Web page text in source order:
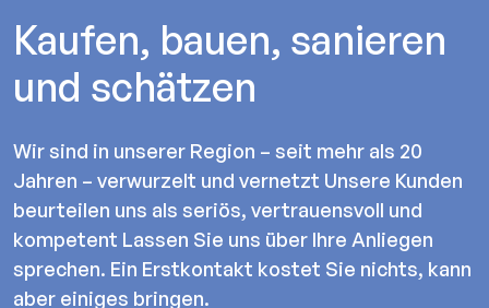
Kaufen, bauen, sanieren
und schätzen
Wir sind in unserer Region – seit mehr als 20
Jahren – verwurzelt und vernetzt Unsere Kunden
beurteilen uns als seriös, vertrauensvoll und
kompetent Lassen Sie uns über Ihre Anliegen
sprechen. Ein Erstkontakt kostet Sie nichts, kann
aber einiges bringen.